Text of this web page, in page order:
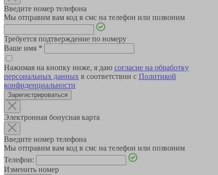
Введите номер телефона
Мы отправим вам код в смс на телефон или позвоним
Требуется подтверждение по номеру
Ваше имя *
Нажимая на кнопку ниже, я даю согласие на обработку
персональных данных в соответствии с Политикой
конфиденциальности
Зарегистрироваться
Электронная бонусная карта
Введите номер телефона
Мы отправим вам код в смс на телефон или позвоним
Телефон:
Изменить номер